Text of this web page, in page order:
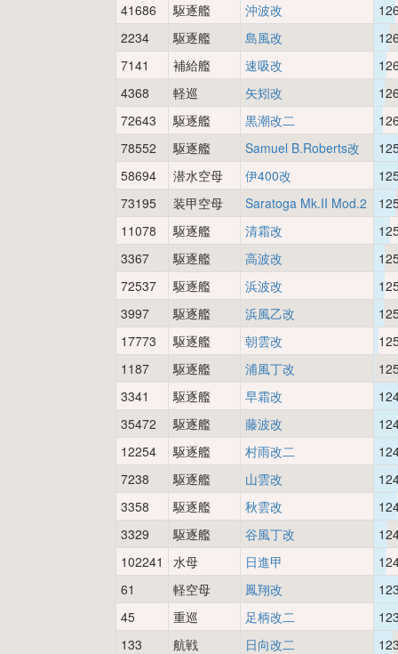
41686
駆逐艦 沖波改
2234
駆逐艦 島風改
7141
補給艦 速吸改
4368
軽巡 矢矧改
72643
駆逐艦 黒潮改二
78552
駆逐艦 Samuel B.Roberts改
58694
潜水空母 伊400改
73195
装甲空母 Saratoga Mk.II Mod.2
11078
駆逐艦 清霜改
3367
駆逐艦 高波改
72537
駆逐艦 浜波改
3997
駆逐艦 浜風乙改
17773
駆逐艦 朝雲改
1187
駆逐艦 浦風丁改
3341
駆逐艦 早霜改
35472
駆逐艦 藤波改
12254
駆逐艦 村雨改二
7238
駆逐艦 山雲改
3358
駆逐艦 秋雲改
3329
駆逐艦 谷風丁改
102241
水母 日進甲
61
軽空母 鳳翔改
45
重巡 足柄改二
133
航戦 日向改二